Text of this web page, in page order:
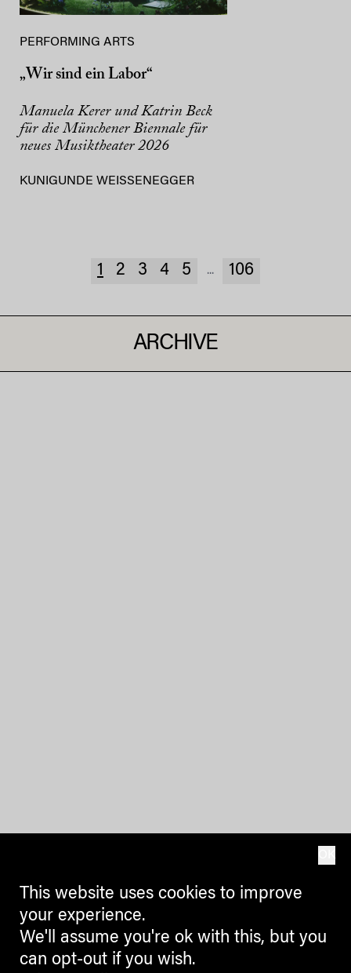
PERFORMING ARTS
„Wir sind ein Labor“
Manuela Kerer und Katrin Beck
für die Münchener Biennale für
neues Musiktheater 2026
KUNIGUNDE WEISSENEGGER
1 2 3 4 5 ... 106
ARCHIVE
This website uses cookies to improve
your experience.
We'll assume you're ok with this, but you
can opt-out if you wish.